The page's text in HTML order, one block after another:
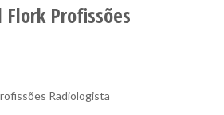
Flork Profissões
Radiologista